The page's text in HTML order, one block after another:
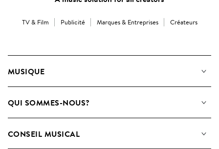
TV & Film Publicité Marques & Entreprises Créateurs
MUSIQUE
Rechercher
QUI SOMMES-NOUS?
Comment nous utilisons l’IA
CONSEIL MUSICAL